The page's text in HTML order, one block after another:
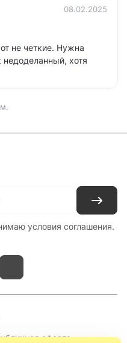
08.02.2025
не четкие. Нужна
хотя
условия соглашения.
оферта